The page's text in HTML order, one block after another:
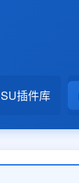
SU插件库